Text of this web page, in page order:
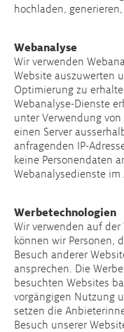
hochladen,
Webanalyse
Wir verwenden
Website auszuwerten
Optimierung zu
Webanalyse-Dienste
unter Verwendung
einen Server
anfragenden IP-
keine Personendaten
Webanalysedienste im
Werbetechnologien
Wir verwenden auf
können wir Personen,
Besuch anderer
ansprechen. Die
besuchten Websites
vorgängigen Nutzung
setzen die
Besuch unserer